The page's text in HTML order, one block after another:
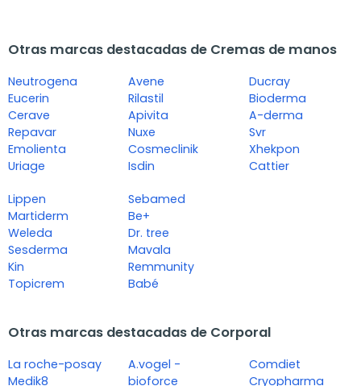
Otras marcas destacadas de Cremas de manos
Neutrogena
Eucerin
Cerave
Repavar
Emolienta
Uriage
Avene
Rilastil
Apivita
Nuxe
Cosmeclinik
Isdin
Ducray
Bioderma
A-derma
Svr
Xhekpon
Cattier
Lippen
Martiderm
Weleda
Sesderma
Kin
Topicrem
Sebamed
Be+
Dr. tree
Mavala
Remmunity
Babé
Otras marcas destacadas de Corporal
La roche-posay
Medik8
A.vogel -
bioforce
Comdiet
Cryopharma